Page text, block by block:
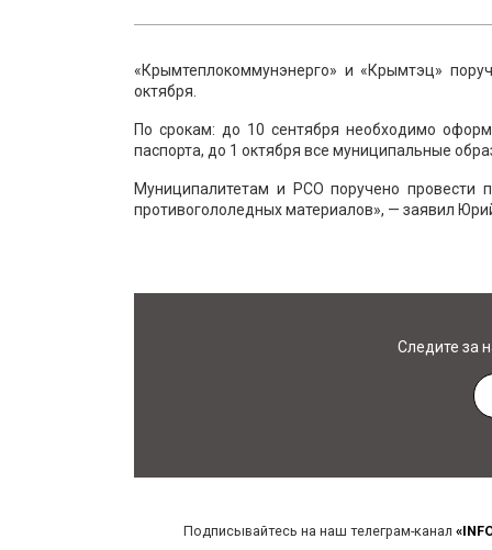
«Крымтеплокоммунэнерго» и «Крымтэц»
октября.
По срокам: до 10 сентября необходимо
паспорта, до 1 октября все муниципальные
Муниципалитетам и РСО поручено провести
противогололедных материалов», — заявил
Следите за
Подписывайтесь на наш телеграм-канал